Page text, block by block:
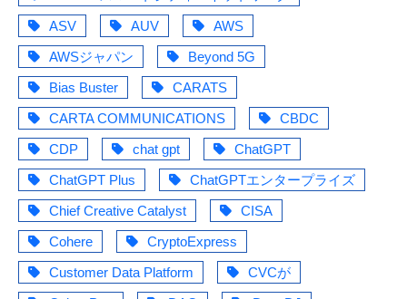
ASV
AUV
AWS
AWSジャパン
Beyond 5G
Bias Buster
CARATS
CARTA COMMUNICATIONS
CBDC
CDP
chat gpt
ChatGPT
ChatGPT Plus
ChatGPTエンタープライズ
Chief Creative Catalyst
CISA
Cohere
CryptoExpress
Customer Data Platform
CVCが